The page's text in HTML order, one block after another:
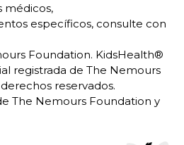
médicos,
específicos, consulte con
Foundation. KidsHealth®
registrada de The Nemours
reservados.
The Nemours Foundation y